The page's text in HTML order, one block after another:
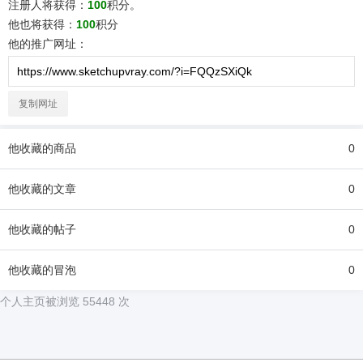
注册人将获得： 100积分。
他也将获得： 100积分
他的推广网址：
复制网址
他收藏的商品 0
他收藏的文章 0
他收藏的帖子 0
他收藏的冒泡 0
个人主页被浏览 55448 次